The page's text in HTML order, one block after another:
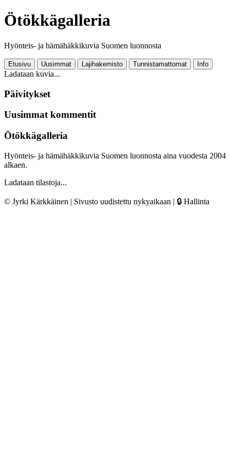
Ötökkägalleria
Hyönteis- ja hämähäkkikuvia Suomen luonnosta
Etusivu Uusimmat Lajihakemisto Tunnistamattomat Info
Ladataan kuvia...
Päivitykset
Uusimmat kommentit
Ötökkägalleria
Hyönteis- ja hämähäkkikuvia Suomen luonnosta aina vuodesta 2004
alkaen.
Ladataan tilastoja...
© Jyrki Kärkkäinen | Sivusto uudistettu nykyaikaan | 🔒 Hallinta